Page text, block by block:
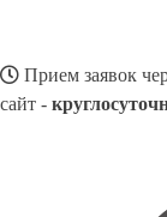
Прием заявок
сайт -